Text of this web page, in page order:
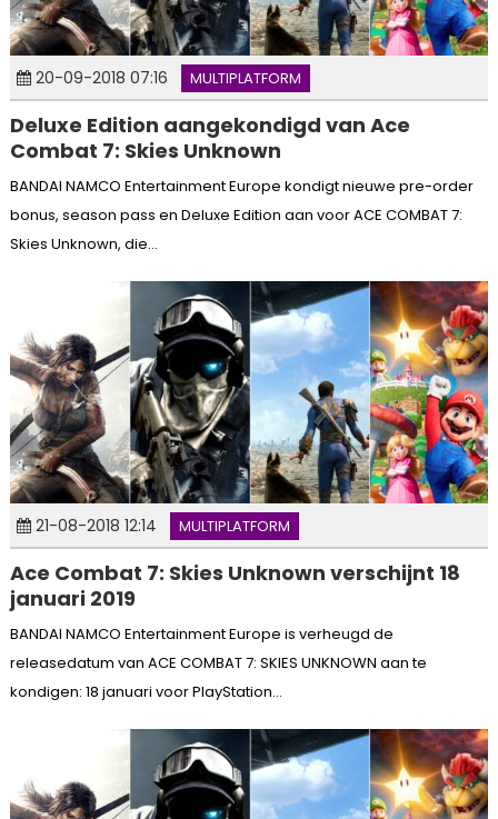
20-09-2018 07:16 MULTIPLATFORM
Deluxe Edition aangekondigd van Ace
Combat 7: Skies Unknown
BANDAI NAMCO Entertainment Europe kondigt nieuwe pre-order
bonus, season pass en Deluxe Edition aan voor ACE COMBAT 7:
Skies Unknown, die...
21-08-2018 12:14 MULTIPLATFORM
Ace Combat 7: Skies Unknown verschijnt 18
januari 2019
BANDAI NAMCO Entertainment Europe is verheugd de
releasedatum van ACE COMBAT 7: SKIES UNKNOWN aan te
kondigen: 18 januari voor PlayStation...